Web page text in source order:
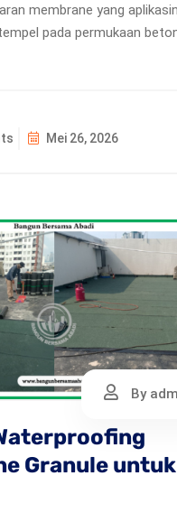
membrane yang
pada permukaan
Mei 26, 2026
By
Granule untuk